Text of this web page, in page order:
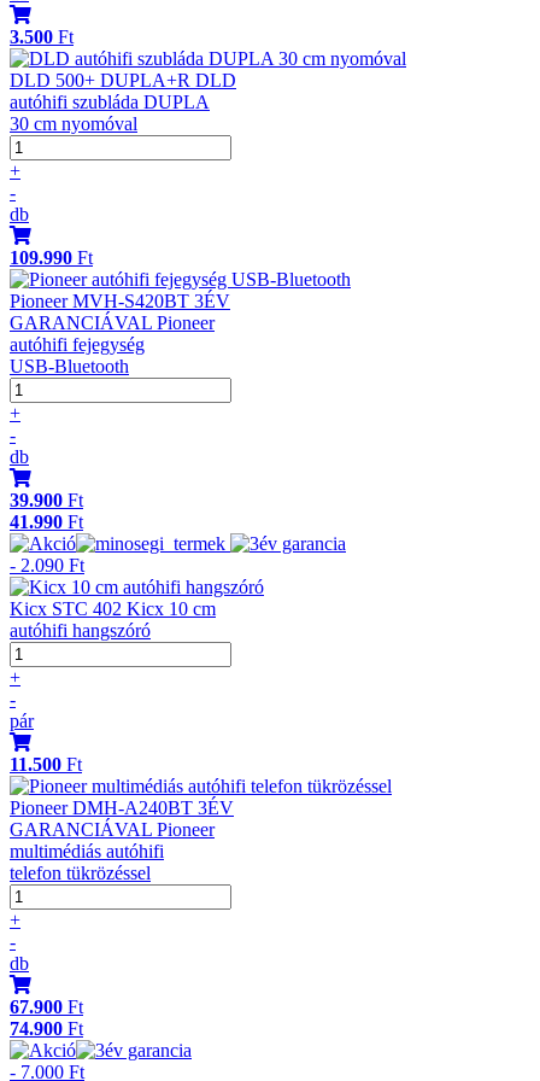
3.500 Ft
DLD 500+ DUPLA+R DLD
autóhifi szubláda DUPLA
30 cm nyomóval
+
-
db
109.990 Ft
Pioneer MVH-S420BT 3ÉV
GARANCIÁVAL Pioneer
autóhifi fejegység
USB-Bluetooth
+
-
db
39.900 Ft
41.990 Ft
- 2.090 Ft
Kicx STC 402 Kicx 10 cm
autóhifi hangszóró
+
-
pár
11.500 Ft
Pioneer DMH-A240BT 3ÉV
GARANCIÁVAL Pioneer
multimédiás autóhifi
telefon tükrözéssel
+
-
db
67.900 Ft
74.900 Ft
- 7.000 Ft